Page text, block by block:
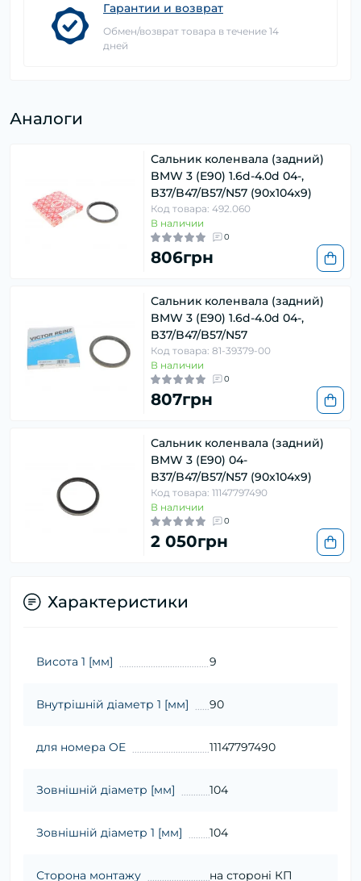
Гарантии и возврат
Обмен/возврат товара в течение 14
дней
Аналоги
Сальник коленвала (задний)
BMW 3 (E90) 1.6d-4.0d 04-,
B37/B47/B57/N57 (90x104x9)
Код товара: 492.060
В наличии
0
806грн
Сальник коленвала (задний)
BMW 3 (E90) 1.6d-4.0d 04-,
B37/B47/B57/N57
Код товара: 81-39379-00
В наличии
0
807грн
Сальник коленвала (задний)
BMW 3 (E90) 04-
B37/B47/B57/N57 (90x104x9)
Код товара: 11147797490
В наличии
0
2 050грн
Характеристики
Висота 1 [мм] 9
Внутрішній діаметр 1 [мм] 90
для номера OE 11147797490
Зовнішній діаметр [мм] 104
Зовнішній діаметр 1 [мм] 104
Сторона монтажу на стороні КП